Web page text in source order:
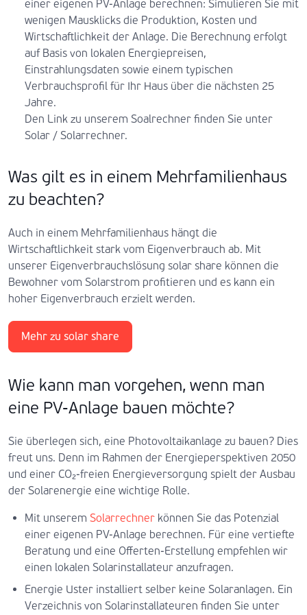
einer eigenen PV-Anlage berechnen: Simulieren Sie mit
wenigen Mausklicks die Produktion, Kosten und
Wirtschaftlichkeit der Anlage. Die Berechnung erfolgt
auf Basis von lokalen Energiepreisen,
Einstrahlungsdaten sowie einem typischen
Verbrauchsprofil für Ihr Haus über die nächsten 25
Jahre.
Den Link zu unserem Soalrechner finden Sie unter
Solar / Solarrechner.
Was gilt es in einem Mehrfamilienhaus
zu beachten?
Auch in einem Mehrfamilienhaus hängt die
Wirtschaftlichkeit stark vom Eigenverbrauch ab. Mit
unserer Eigenverbrauchslösung solar share können die
Bewohner vom Solarstrom profitieren und es kann ein
hoher Eigenverbrauch erzielt werden.
Mehr zu solar share
Wie kann man vorgehen, wenn man
eine PV-Anlage bauen möchte?
Sie überlegen sich, eine Photovoltaikanlage zu bauen? Dies
freut uns. Denn im Rahmen der Energieperspektiven 2050
und einer CO₂-freien Energieversorgung spielt der Ausbau
der Solarenergie eine wichtige Rolle.
Mit unserem Solarrechner können Sie das Potenzial
einer eigenen PV-Anlage berechnen. Für eine vertiefte
Beratung und eine Offerten-Erstellung empfehlen wir
einen lokalen Solarinstallateur anzufragen.
Energie Uster installiert selber keine Solaranlagen. Ein
Verzeichnis von Solarinstallateuren finden Sie unter